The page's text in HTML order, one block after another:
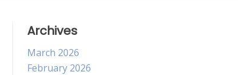
Archives
March 2026
February 2026